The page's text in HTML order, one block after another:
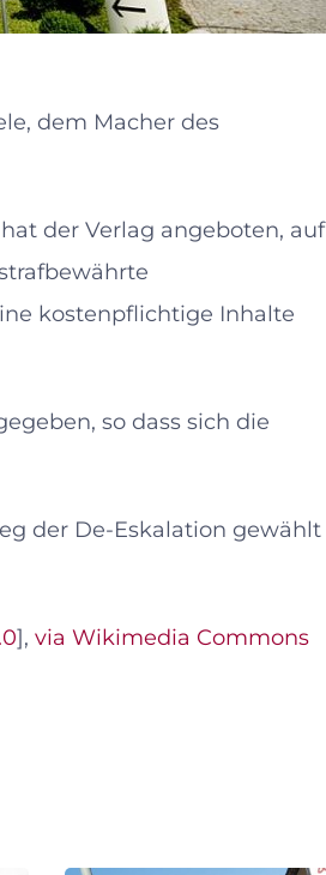
dem Macher des
der Verlag angeboten, auf
kostenpflichtige Inhalte
so dass sich die
der De-Eskalation gewählt
], via Wikimedia Commons